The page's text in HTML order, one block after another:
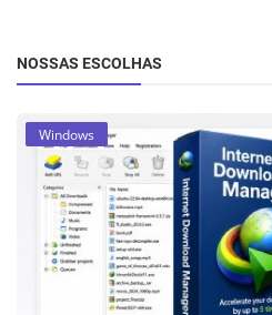
NOSSAS ESCOLHAS
Windows